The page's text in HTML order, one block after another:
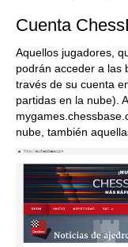
Cuenta
Aquellos jugadores,
podrán acceder a las
través de su cuenta
partidas en la nube).
nube, también